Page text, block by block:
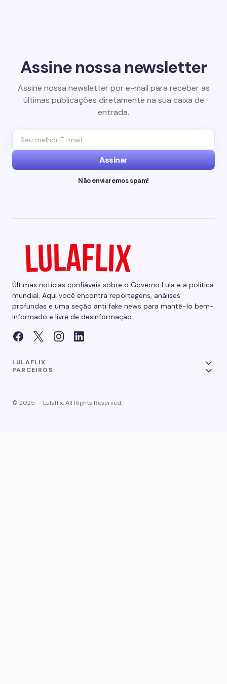
Assine nossa newsletter
Assine nossa newsletter por e-mail para receber as
últimas publicações diretamente na sua caixa de
entrada.
Assinar
Não enviaremos spam!
Últimas notícias confiáveis sobre o Governo Lula e a política
mundial. Aqui você encontra reportagens, análises
profundas e uma seção anti fake news para mantê-lo bem-
informado e livre de desinformação.
LULAFLIX
PARCEIROS
© 2025 — Lulaflix. All Rights Reserved.